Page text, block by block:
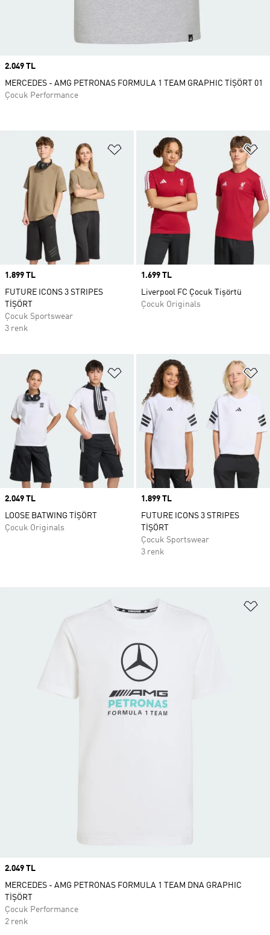
Favori Listesine Ekle
Price
1.899 TL
FUTURE ICONS 3 STRIPES
TİŞÖRT
Çocuk Sportswear
3 renk
Price
1.699 TL
Liverpool FC Çocuk Tişörtü
Çocuk Originals
Favori Listesine Ekle
Price
2.049 TL
LOOSE BATWING TİŞÖRT
Çocuk Originals
Price
1.899 TL
FUTURE ICONS 3 STRIPES
TİŞÖRT
Çocuk Sportswear
3 renk
Price
2.049 TL
MERCEDES - AMG PETRONAS FORMULA 1 TEAM GRAPHIC TİŞÖRT 01
Çocuk Performance
Price
2.049 TL
MERCEDES - AMG PETRONAS FORMULA 1 TEAM DNA GRAPHIC
TİŞÖRT
Çocuk Performance
2 renk